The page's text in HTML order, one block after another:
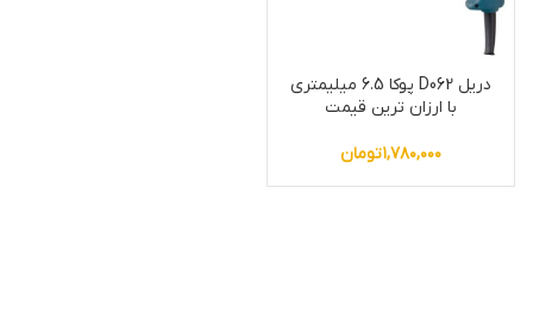
دریل D062 پوکا 6.5 میلیمتری
با ارزان ترین قیمت
۱,۷۸۰,۰۰۰تومان